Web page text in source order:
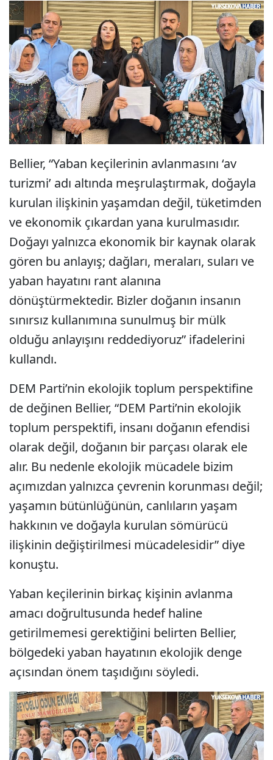
Bellier, “Yaban keçilerinin avlanmasını ‘av
turizmi’ adı altında meşrulaştırmak, doğayla
kurulan ilişkinin yaşamdan değil, tüketimden
ve ekonomik çıkardan yana kurulmasıdır.
Doğayı yalnızca ekonomik bir kaynak olarak
gören bu anlayış; dağları, meraları, suları ve
yaban hayatını rant alanına
dönüştürmektedir. Bizler doğanın insanın
sınırsız kullanımına sunulmuş bir mülk
olduğu anlayışını reddediyoruz” ifadelerini
kullandı.
DEM Parti’nin ekolojik toplum perspektifine
de değinen Bellier, “DEM Parti’nin ekolojik
toplum perspektifi, insanı doğanın efendisi
olarak değil, doğanın bir parçası olarak ele
alır. Bu nedenle ekolojik mücadele bizim
açımızdan yalnızca çevrenin korunması değil;
yaşamın bütünlüğünün, canlıların yaşam
hakkının ve doğayla kurulan sömürücü
ilişkinin değiştirilmesi mücadelesidir” diye
konuştu.
Yaban keçilerinin birkaç kişinin avlanma
amacı doğrultusunda hedef haline
getirilmemesi gerektiğini belirten Bellier,
bölgedeki yaban hayatının ekolojik denge
açısından önem taşıdığını söyledi.